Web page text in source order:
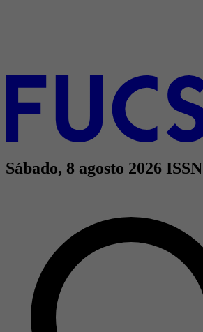
Sábado, 8 agosto 2026